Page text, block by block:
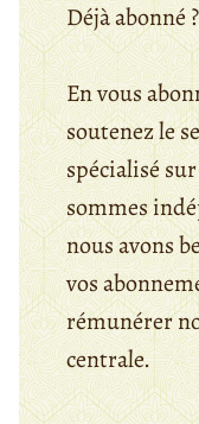
Déjà abonné
En vous
soutenez le
spécialisé
sommes
nous avons
vos
rémunérer
centrale.